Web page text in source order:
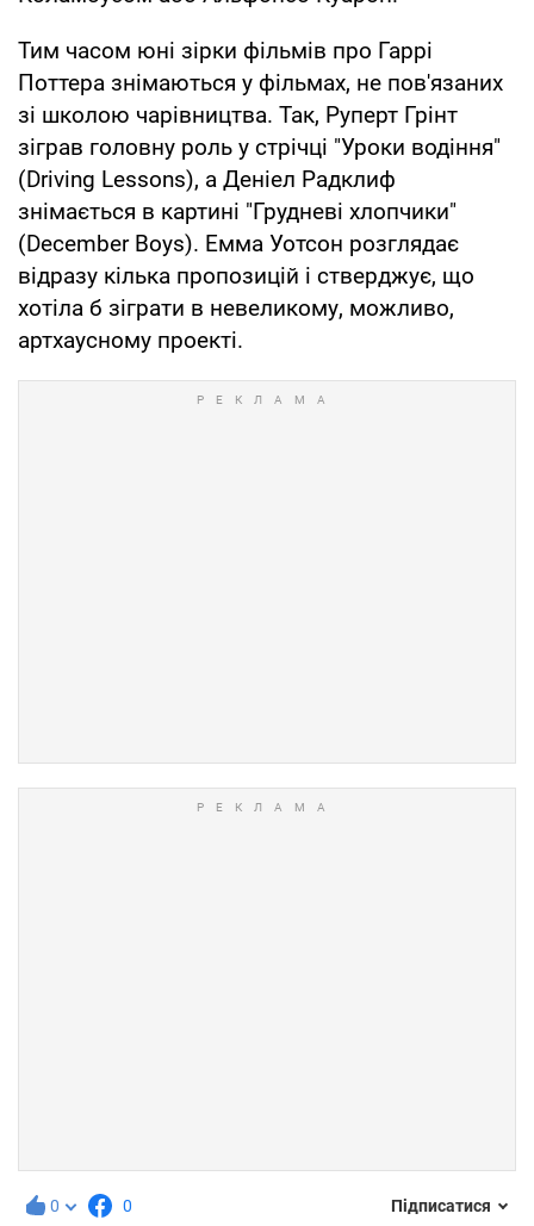
Тим часом юні зірки фільмів про Гаррі
Поттера знімаються у фільмах, не пов'язаних
зі школою чарівництва. Так, Руперт Грінт
зіграв головну роль у стрічці "Уроки водіння"
(Driving Lessons), а Деніел Радклиф
знімається в картині "Грудневі хлопчики"
(December Boys). Емма Уотсон розглядає
відразу кілька пропозицій і стверджує, що
хотіла б зіграти в невеликому, можливо,
артхаусному проекті.
0 0 Підписатися